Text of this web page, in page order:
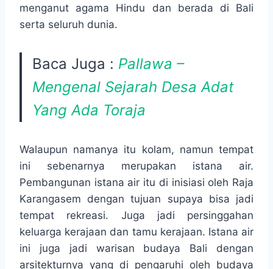
menganut agama Hindu dan berada di Bali
serta seluruh dunia.
Baca Juga : Pallawa –
Mengenal Sejarah Desa Adat
Yang Ada Toraja
Walaupun namanya itu kolam, namun tempat
ini sebenarnya merupakan istana air.
Pembangunan istana air itu di inisiasi oleh Raja
Karangasem dengan tujuan supaya bisa jadi
tempat rekreasi. Juga jadi persinggahan
keluarga kerajaan dan tamu kerajaan. Istana air
ini juga jadi warisan budaya Bali dengan
arsitekturnya yang di pengaruhi oleh budaya